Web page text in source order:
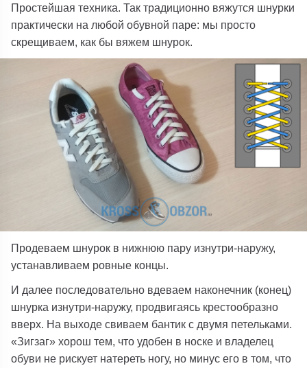
Простейшая техника. Так традиционно вяжутся шнурки
практически на любой обувной паре: мы просто
скрещиваем, как бы вяжем шнурок.
Продеваем шнурок в нижнюю пару изнутри-наружу,
устанавливаем ровные концы.
И далее последовательно вдеваем наконечник (конец)
шнурка изнутри-наружу, продвигаясь крестообразно
вверх. На выходе свиваем бантик с двумя петельками.
«Зигзаг» хорош тем, что удобен в носке и владелец
обуви не рискует натереть ногу, но минус его в том, что